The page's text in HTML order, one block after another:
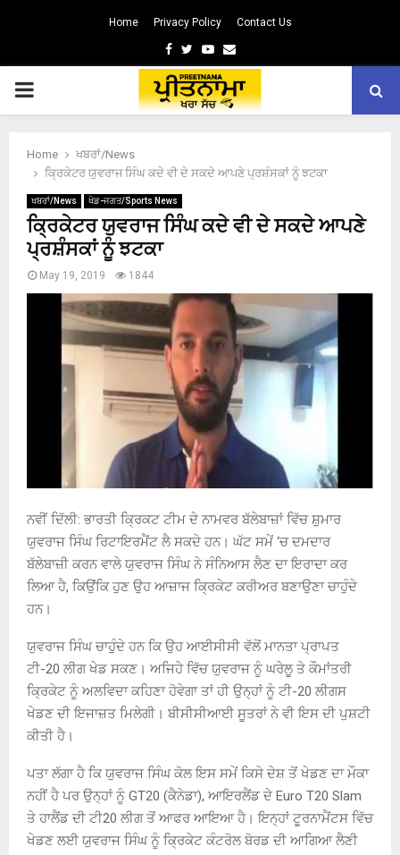
Home Privacy Policy Contact Us
Facebook
TwitterYoutube
Email
PRIMARY
Home
ਖਬਰਾਂ/News
ਕ੍ਰਿਕੇਟਰ ਯੁਵਰਾਜ ਸਿੰਘ ਕਦੇ ਵੀ ਦੇ ਸਕਦੇ ਆਪਣੇ ਪ੍ਰਸ਼ੰਸਕਾਂ ਨੂੰ ਝਟਕਾ
ਖਬਰਾਂ/News ਖੇਡ-ਜਗਤ/Sports News
ਕ੍ਰਿਕੇਟਰ ਯੁਵਰਾਜ ਸਿੰਘ ਕਦੇ ਵੀ ਦੇ ਸਕਦੇ ਆਪਣੇ
ਪ੍ਰਸ਼ੰਸਕਾਂ ਨੂੰ ਝਟਕਾ
May 19, 2019 1844
ਨਵੀਂ ਦਿੱਲੀ: ਭਾਰਤੀ ਕ੍ਰਿਕਟ ਟੀਮ ਦੇ ਨਾਮਵਰ ਬੱਲੇਬਾਜ਼ਾਂ ਵਿੱਚ ਸ਼ੁਮਾਰ
ਯੁਵਰਾਜ ਸਿੰਘ ਰਿਟਾਇਰਮੈਂਟ ਲੈ ਸਕਦੇ ਹਨ। ਘੱਟ ਸਮੇਂ ‘ਚ ਦਮਦਾਰ
ਬੱਲੇਬਾਜ਼ੀ ਕਰਨ ਵਾਲੇ ਯੁਵਰਾਜ ਸਿੰਘ ਨੇ ਸੰਨਿਆਸ ਲੈਣ ਦਾ ਇਰਾਦਾ ਕਰ
ਲਿਆ ਹੈ, ਕਿਉਂਕਿ ਹੁਣ ਉਹ ਆਜ਼ਾਜ ਕ੍ਰਿਕੇਟ ਕਰੀਅਰ ਬਣਾਉਣਾ ਚਾਹੁੰਦੇ
ਹਨ।
ਯੁਵਰਾਜ ਸਿੰਘ ਚਾਹੁੰਦੇ ਹਨ ਕਿ ਉਹ ਆਈਸੀਸੀ ਵੱਲੋਂ ਮਾਨਤਾ ਪ੍ਰਾਪਤ
ਟੀ-20 ਲੀਗ ਖੇਡ ਸਕਣ। ਅਜਿਹੇ ਵਿੱਚ ਯੁਵਰਾਜ ਨੂੰ ਘਰੇਲੂ ਤੇ ਕੌਮਾਂਤਰੀ
ਕ੍ਰਿਕੇਟ ਨੂੰ ਅਲਵਿਦਾ ਕਹਿਣਾ ਹੋਵੇਗਾ ਤਾਂ ਹੀ ਉਨ੍ਹਾਂ ਨੂੰ ਟੀ-20 ਲੀਗਸ
ਖੇਡਣ ਦੀ ਇਜਾਜ਼ਤ ਮਿਲੇਗੀ। ਬੀਸੀਸੀਆਈ ਸੂਤਰਾਂ ਨੇ ਵੀ ਇਸ ਦੀ ਪੁਸ਼ਟੀ
ਕੀਤੀ ਹੈ।
ਪਤਾ ਲੱਗਾ ਹੈ ਕਿ ਯੁਵਰਾਜ ਸਿੰਘ ਕੋਲ ਇਸ ਸਮੇਂ ਕਿਸੇ ਦੇਸ਼ ਤੋਂ ਖੇਡਣ ਦਾ ਮੌਕਾ
ਨਹੀਂ ਹੈ ਪਰ ਉਨ੍ਹਾਂ ਨੂੰ GT20 (ਕੈਨੇਡਾ), ਆਇਰਲੈਂਡ ਦੇ Euro T20 Slam
ਤੇ ਹਾਲੈਂਡ ਦੀ ਟੀ20 ਲੀਗ ਤੋਂ ਆਫਰ ਆਇਆ ਹੈ। ਇਨ੍ਹਾਂ ਟੂਰਨਾਮੈਂਟਸ ਵਿੱਚ
ਖੇਡਣ ਲਈ ਯੁਵਰਾਜ ਸਿੰਘ ਨੂੰ ਕ੍ਰਿਕੇਟ ਕੰਟਰੋਲ ਬੋਰਡ ਦੀ ਆਗਿਆ ਲੈਣੀ